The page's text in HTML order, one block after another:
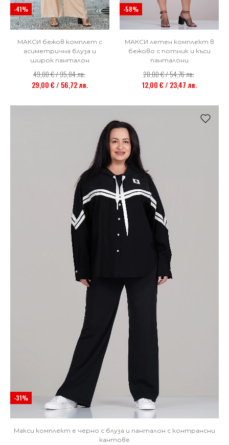
-41%
МАКСИ бежов комплет с
асиметрична блуза и
широк панталон
49,00 € / 95,84 лв.
29,00 € / 56,72 лв.
-58%
МАКСИ летен комплект в
бежово с потник и къси
панталони
28,00 € / 54,76 лв.
12,00 € / 23,47 лв.
-31%
Макси комплект е черно с блуза и панталон с контрансни
кантове